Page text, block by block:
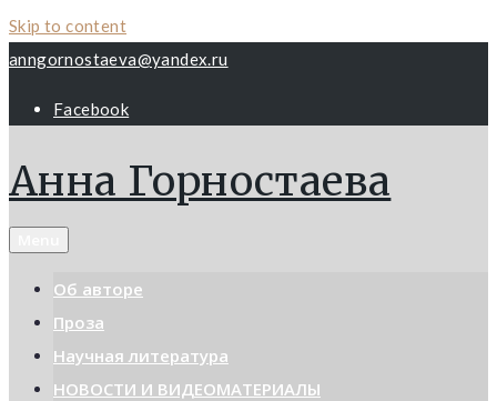
Skip to content
anngornostaeva@yandex.ru
Facebook
Анна Горностаева
Об авторе
Проза
Научная литература
НОВОСТИ И ВИДЕОМАТЕРИАЛЫ